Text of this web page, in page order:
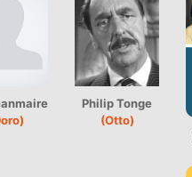
Philip Tonge
(Otto)